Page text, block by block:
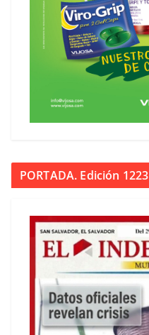
PORTADA. Edición 1223